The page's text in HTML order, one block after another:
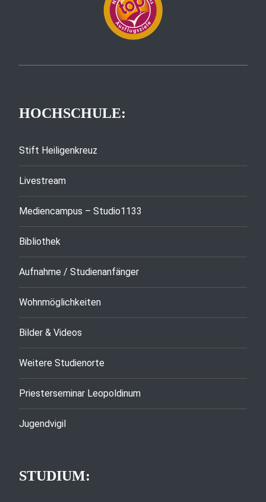
HOCHSCHULE:
Stift Heiligenkreuz
Livestream
Mediencampus – Studio1133
Bibliothek
Aufnahme / Studienanfänger
Wohnmöglichkeiten
Bilder & Videos
Weitere Studienorte
Priesterseminar Leopoldinum
Jugendvigil
STUDIUM: